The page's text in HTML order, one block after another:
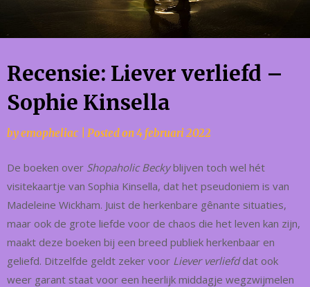
Recensie: Liever verliefd –
Sophie Kinsella
byemopheliac Posted on4 februari 2022
De boeken over Shopaholic Beckyblijven toch wel hét
visitekaartje van Sophia Kinsella, dat het pseudoniem is van
Madeleine Wickham. Juist de herkenbare gênante situaties,
maar ook de grote liefde voor de chaos die het leven kan zijn,
maakt deze boeken bij een breed publiek herkenbaar en
geliefd. Ditzelfde geldt zeker voor Liever verliefddat ook
weer garant staat voor een heerlijk middagje wegzwijmelen